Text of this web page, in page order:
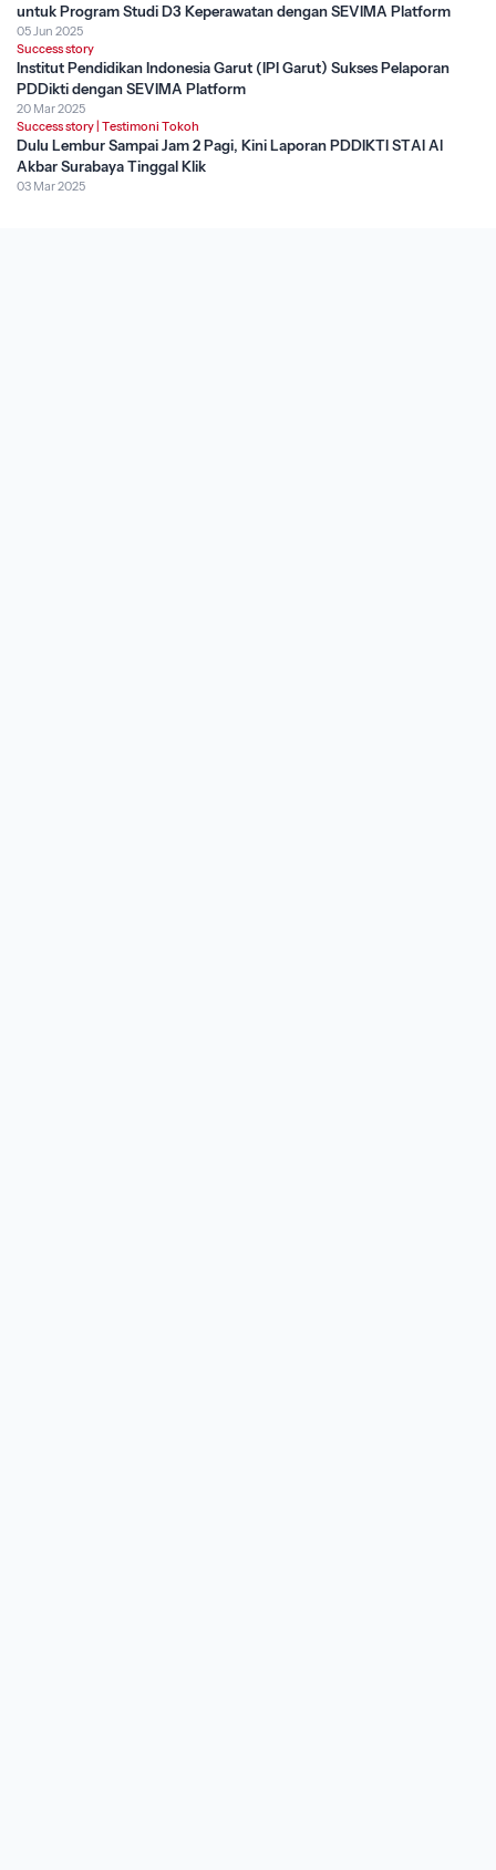
untuk Program Studi D3 Keperawatan dengan SEVIMA Platform
05 Jun 2025
Success story
Institut Pendidikan Indonesia Garut (IPI Garut) Sukses Pelaporan
PDDikti dengan SEVIMA Platform
20 Mar 2025
Success story Testimoni Tokoh
Dulu Lembur Sampai Jam 2 Pagi, Kini Laporan PDDIKTI STAI Al
Akbar Surabaya Tinggal Klik
03 Mar 2025